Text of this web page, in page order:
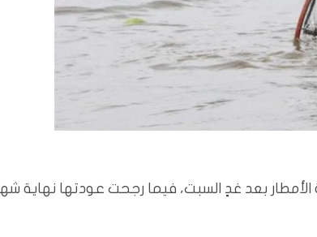
بعد غدٍ السبت، فيما رجحت عودتها نهاية